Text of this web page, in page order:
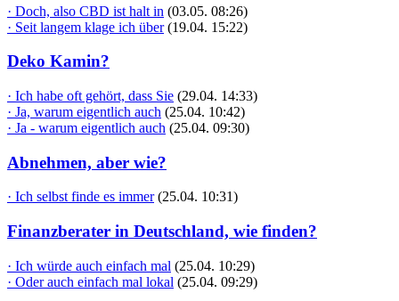
· Doch, also CBD ist halt in (03.05. 08:26)
· Seit langem klage ich über (19.04. 15:22)
Deko Kamin?
· Ich habe oft gehört, dass Sie (29.04. 14:33)
· Ja, warum eigentlich auch (25.04. 10:42)
· Ja - warum eigentlich auch (25.04. 09:30)
Abnehmen, aber wie?
· Ich selbst finde es immer (25.04. 10:31)
Finanzberater in Deutschland, wie finden?
· Ich würde auch einfach mal (25.04. 10:29)
· Oder auch einfach mal lokal (25.04. 09:29)